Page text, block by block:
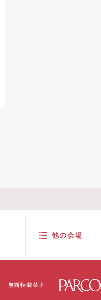
他の会場
無断転載禁止